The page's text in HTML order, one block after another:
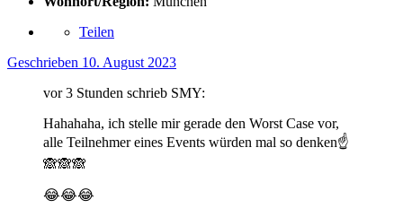
Teilen
Geschrieben 10. August 2023
vor 3 Stunden schrieb SMY:
Hahahaha, ich stelle mir gerade den Worst Case vor,
alle Teilnehmer eines Events würden mal so denken☝️
🙈🙈🙈
😂😂😂